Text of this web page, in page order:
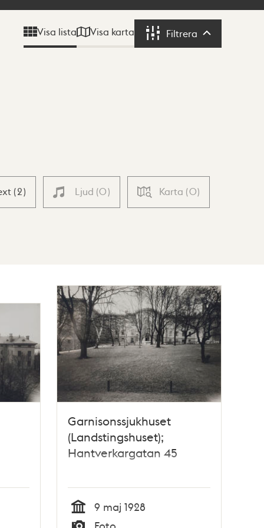
Visa lista Visa karta Filtrera Filtrera
(2) Ljud (0) Karta (0)
Garnisonssjukhuset
(Landstingshuset);
Hantverkargatan 45
Tid
9 maj 1928